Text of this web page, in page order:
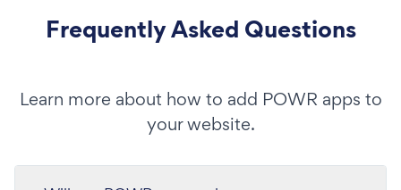
Frequently Asked Questions
Learn more about how to add POWR apps to
your website.